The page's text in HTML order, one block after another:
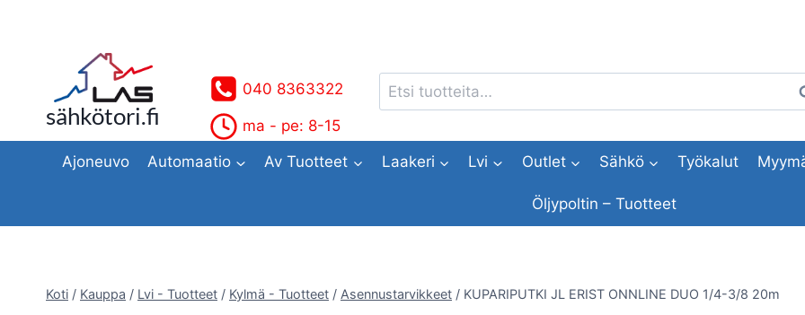
sähkötori.fi
040 8363322
ma - pe: 8-15
Etsi:
Ajoneuvo Automaatio Av Tuotteet Laakeri Lvi Outlet Sähkö Työkalut
Öljypoltin – Tuotteet
Koti / Kauppa / Lvi - Tuotteet / Kylmä - Tuotteet / Asennustarvikkeet / KUPARIPUTKI JL ERIST ONNLINE DUO 1/4-3/8 20m